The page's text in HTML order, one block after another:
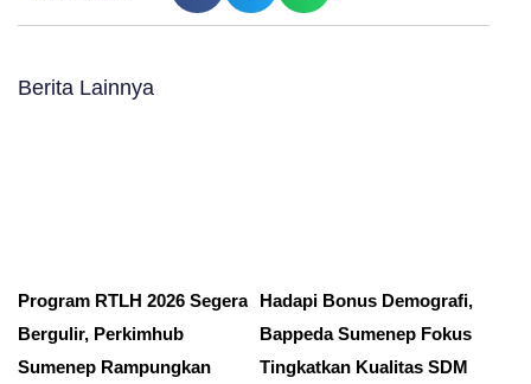
Berita Lainnya
Program RTLH 2026 Segera
Bergulir, Perkimhub
Sumenep Rampungkan
Hadapi Bonus Demografi,
Bappeda Sumenep Fokus
Tingkatkan Kualitas SDM